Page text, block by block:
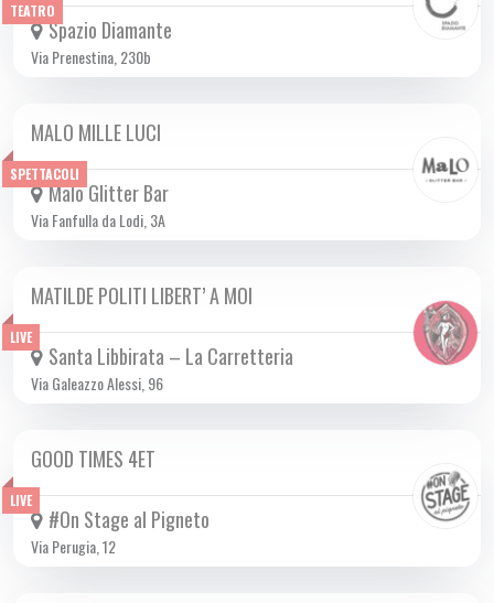
TEATRO
Spazio Diamante
Via Prenestina, 230b
SPETTACOLI
SAB 09/11 2024
MALO MILLE LUCI
Malo Glitter Bar
Via Fanfulla da Lodi, 3A
LIVE
SAB 09/11 2024
MATILDE POLITI LIBERT’ A MOI
Santa Libbirata – La Carretteria
Via Galeazzo Alessi, 96
LIVE
SAB 09/11 2024
GOOD TIMES 4ET
#On Stage al Pigneto
Via Perugia, 12